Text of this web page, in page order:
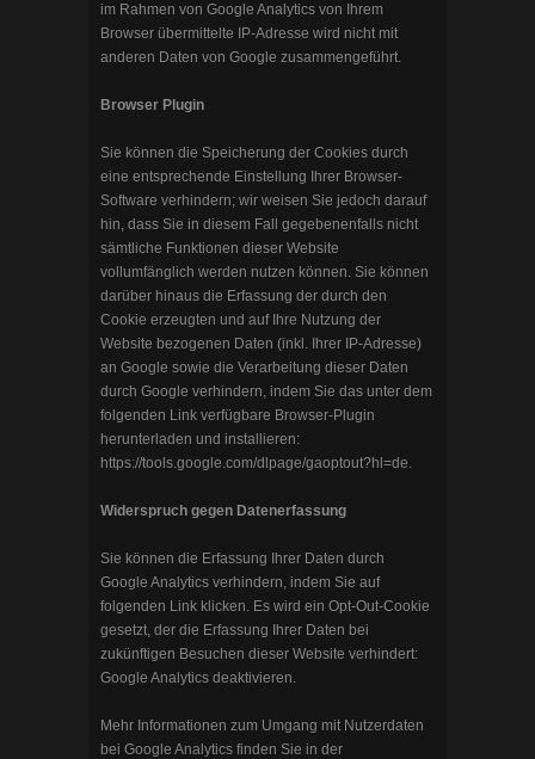
im Rahmen von Google Analytics von Ihrem
Browser übermittelte IP-Adresse wird nicht mit
anderen Daten von Google zusammengeführt.
Browser Plugin
Sie können die Speicherung der Cookies durch
eine entsprechende Einstellung Ihrer Browser-
Software verhindern; wir weisen Sie jedoch darauf
hin, dass Sie in diesem Fall gegebenenfalls nicht
sämtliche Funktionen dieser Website
vollumfänglich werden nutzen können. Sie können
darüber hinaus die Erfassung der durch den
Cookie erzeugten und auf Ihre Nutzung der
Website bezogenen Daten (inkl. Ihrer IP-Adresse)
an Google sowie die Verarbeitung dieser Daten
durch Google verhindern, indem Sie das unter dem
folgenden Link verfügbare Browser-Plugin
herunterladen und installieren:
https://tools.google.com/dlpage/gaoptout?hl=de.
Widerspruch gegen Datenerfassung
Sie können die Erfassung Ihrer Daten durch
Google Analytics verhindern, indem Sie auf
folgenden Link klicken. Es wird ein Opt-Out-Cookie
gesetzt, der die Erfassung Ihrer Daten bei
zukünftigen Besuchen dieser Website verhindert:
Google Analytics deaktivieren.
Mehr Informationen zum Umgang mit Nutzerdaten
bei Google Analytics finden Sie in der